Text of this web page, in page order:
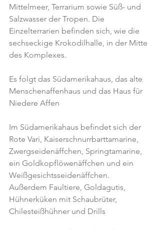
Mittelmeer, Terrarium sowie Süß- und
Salzwasser der Tropen. Die
Einzelterrarien befinden sich, wie die
sechseckige Krokodilhalle, in der Mitte
des Komplexes.
Es folgt das Südamerikahaus, das alte
Menschenaffenhaus und das Haus für
Niedere Affen
Im Südamerikahaus befindet sich der
Rote Vari, Kaiserschnurrbarttamarine,
Zwergseidenäffchen, Springtamarine,
ein Goldkopflöwenäffchen und ein
Weißgesichtsseidenäffchen.
Außerdem Faultiere, Goldagutis,
Hühnerküken mit Schaubrüter,
Chilesteißhühner und Drills